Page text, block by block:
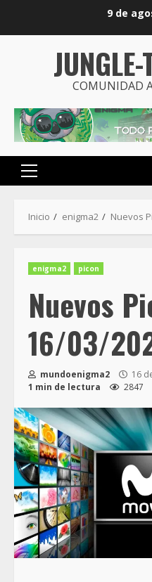
9 de
COMUNIDAD
Menú
Inicio enigma2 Nuevos
enigma2 picon
Nuevos
16/03/
mundoenigma2
16
1 min de lectura
2847